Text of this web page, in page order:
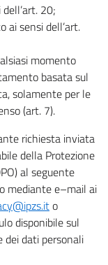
20;
ai sensi dell’art.
momento
basata sul
solamente per le
(art. 7).
richiesta inviata
della Protezione
al seguente
mediante e–mail ai
o
disponibile sul
dei dati personali